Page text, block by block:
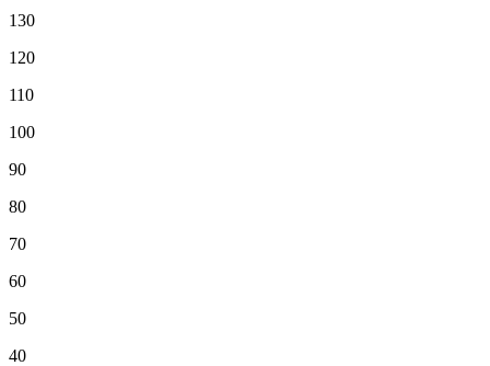
130
120
110
100
90
80
70
60
50
40